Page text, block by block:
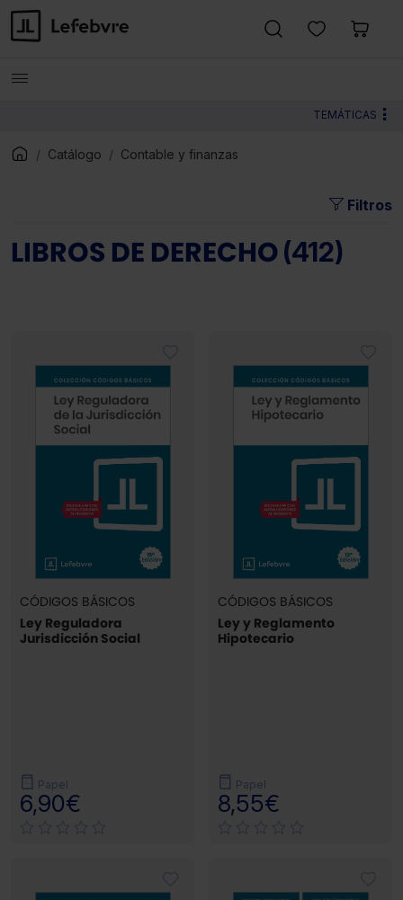
TEMÁTICAS
Catálogo Contable y finanzas
Filtros
LIBROS DE DERECHO(412)
CÓDIGOS BÁSICOS
Ley Reguladora
Jurisdicción Social
Papel
6,90€
CÓDIGOS BÁSICOS
Ley y Reglamento
Hipotecario
Papel
8,55€